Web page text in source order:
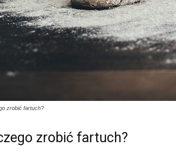
zrobić fartuch?
zrobić fartuch?